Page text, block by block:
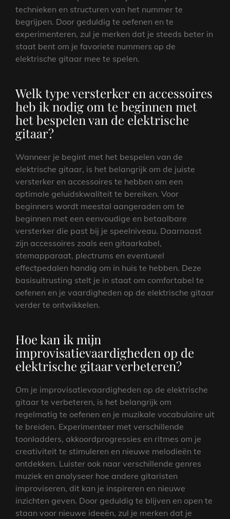
technieken en structuren van het nummer te
begrijpen. Door geduldig te oefenen en te
experimenteren, zul je merken dat je steeds beter in
staat bent om je favoriete nummers op de
elektrische gitaar mee te spelen.
Welk type versterker en accessoires
heb ik nodig om te beginnen met
het bespelen van de elektrische
gitaar?
Wanneer je begint met het bespelen van de
elektrische gitaar, is het belangrijk om de juiste
versterker en accessoires te hebben om een
optimale geluidskwaliteit te bereiken. Voor
beginners wordt meestal aangeraden om te
beginnen met een eenvoudige en betaalbare
versterker die past bij je speelniveau. Daarnaast
zijn accessoires zoals een gitaarkabel,
stemapparaat, plectrums en eventueel
effectpedalen handig om in huis te hebben. Deze
basisuitrusting stelt je in staat om comfortabel te
oefenen en je vaardigheden op de elektrische gitaar
verder te ontwikkelen.
Hoe kan ik mijn
improvisatievaardigheden op de
elektrische gitaar verbeteren?
Om je improvisatievaardigheden op de elektrische
gitaar te verbeteren, is het belangrijk om
regelmatig te oefenen en je muzikale vocabulaire uit
te breiden. Experimenteer met verschillende
toonladders, akkoordprogressies en ritmes om je
creativiteit te stimuleren en nieuwe melodieën te
ontdekken. Luister ook naar verschillende genres
muziek en analyseer hoe andere gitaristen
improviseren, dit kan je inspireren en nieuwe
inzichten geven. Door geduldig te blijven en open te
staan voor nieuwe ideeën, zul je merken dat je